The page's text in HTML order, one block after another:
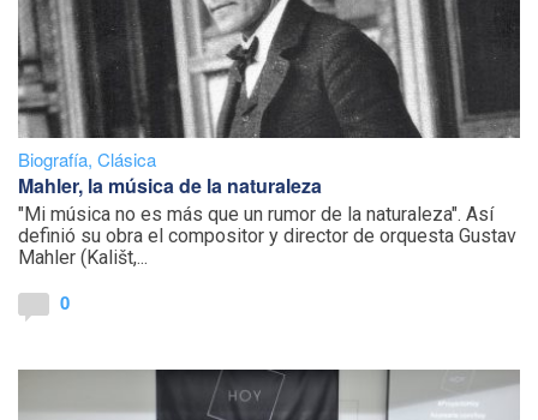
Biografía, Clásica
Mahler, la música de la naturaleza
"Mi música no es más que un rumor de la naturaleza". Así
definió su obra el compositor y director de orquesta Gustav
Mahler (Kališt,...
0